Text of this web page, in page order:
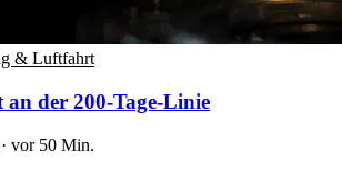
& Luftfahrt
an der 200-Tage-Linie
· vor 50 Min.